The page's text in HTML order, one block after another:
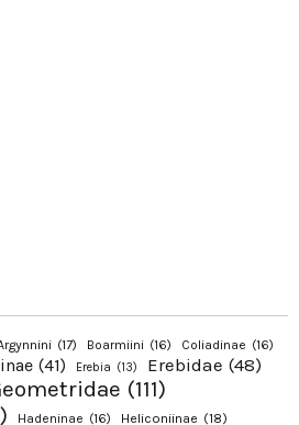
(17) Boarmiini (16) Coliadinae (16)
(41) Erebia (13) Erebidae (48)
(111)
Hadeninae (16) Heliconiinae (18)